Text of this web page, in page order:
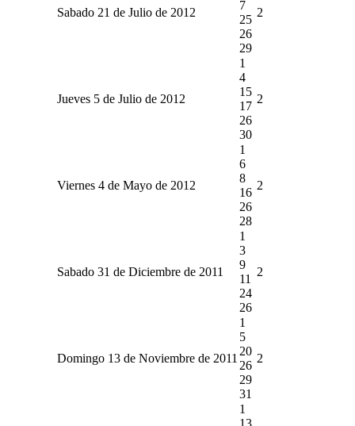
Sabado 21 de Julio de 2012
7
25
26
29
2
Jueves 5 de Julio de 2012
1
4
15
17
26
30
2
Viernes 4 de Mayo de 2012
1
6
8
16
26
28
2
Sabado 31 de Diciembre de 2011
1
3
9
11
24
26
2
Domingo 13 de Noviembre de 2011
1
5
20
26
29
31
2
1
13